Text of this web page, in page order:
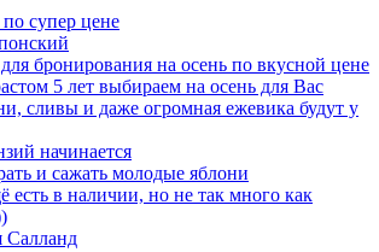
супер цене
бронирования на осень по вкусной цене
5 лет выбираем на осень для Вас
сливы и даже огромная ежевика будут у
начинается
и сажать молодые яблони
есть в наличии, но не так много как
Салланд